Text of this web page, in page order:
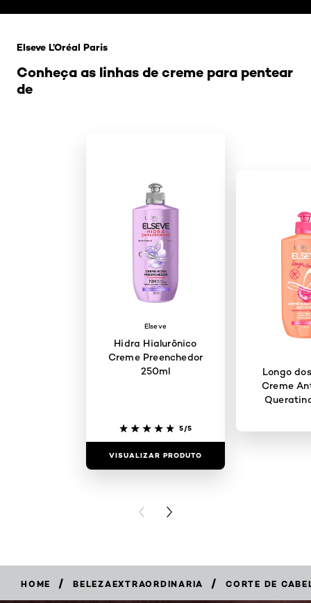
Conheça as linhas de creme para pentear
de
Elseve L’Oréal Paris
Elseve
Hidra Hialurônico
Creme Preenchedor
250ml
5/5
VISUALIZAR PRODUTO
Longo
Creme
PREVIOUS CARD
NEXT CARD
HOME / BELEZAEXTRAORDINARIA / CORTE DE